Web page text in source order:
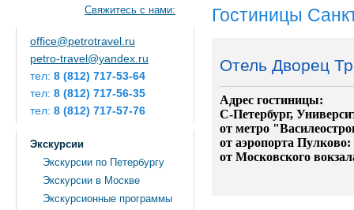
Свяжитесь с нами:
office@petrotravel.ru
petro-travel@yandex.ru
тел: 8 (812) 717-53-64
тел: 8 (812) 717-56-35
тел: 8 (812) 717-57-76
Экскурсии
Экскурсии по Петербургу
Экскурсии в Москве
Экскурсионные программы
Гостиницы
Отель Дворец
Адрес гостиницы:
С-Петербург,
от метро
от аэропорта
от Московского